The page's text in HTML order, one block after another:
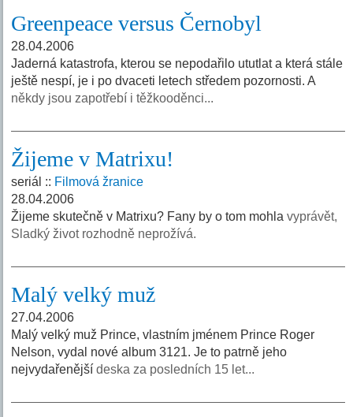
Greenpeace versus Černobyl
28.04.2006
Jaderná katastrofa, kterou se nepodařilo ututlat a která stále
ještě nespí, je i po dvaceti letech středem pozornosti. A
někdy jsou zapotřebí i těžkooděnci...
Žijeme v Matrixu!
seriál :: Filmová žranice
28.04.2006
Žijeme skutečně v Matrixu? Fany by o tom mohlavyprávět,
Sladký život rozhodně neprožívá.
Malý velký muž
27.04.2006
Malý velký muž Prince, vlastním jménem Prince Roger
Nelson, vydal nové album 3121. Je to patrně jeho
nejvydařenějšídeska za posledních 15 let...